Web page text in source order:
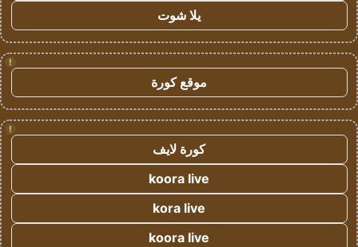
يلا شوت
!
موقع كورة
!
كورة لايف
koora live
kora live
koora live